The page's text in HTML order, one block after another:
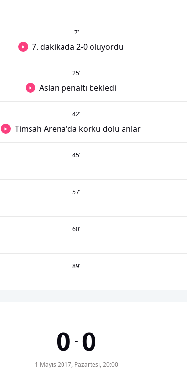
7’
7. dakikada 2-0 oluyordu
25’
Aslan penaltı bekledi
42’
Timsah Arena'da korku dolu anlar
45’
57’
60’
89’
0 - 0
1 Mayıs 2017, Pazartesi, 20:00